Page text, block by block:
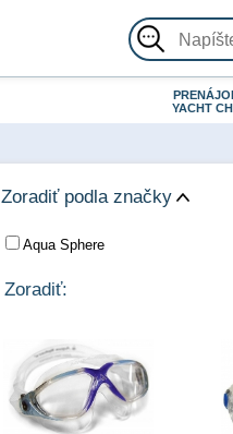
YACHT
Zoradiť podla značky
Aqua Sphere
Zoradiť: